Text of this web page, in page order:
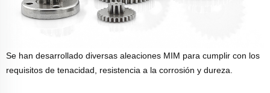
Se han desarrollado diversas aleaciones MIM para cumplir con los
requisitos de tenacidad, resistencia a la corrosión y dureza.